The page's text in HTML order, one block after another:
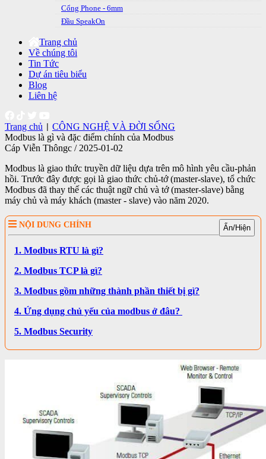
Cổng Phone - 6mm
Đầu SpeakOn
Trang chủ
Về chúng tôi
Tin Tức
Dự án tiêu biểu
Blog
Liên hệ
Trang chủ
CÔNG NGHỆ VÀ ĐỜI SỐNG
Modbus là gì và đặc điểm chính của Modbus
Cáp Viễn Thôngc / 2025-01-02
Modbus là giao thức truyền dữ liệu dựa trên mô hình yêu cầu-phản
hồi. Trước đây được gọi là giao thức chủ-tớ (master-slave), tổ chức
Modbus đã thay thế các thuật ngữ chủ và tớ (master-slave) bằng
máy chủ và máy khách (master - slave) vào năm 2020.
NỘI DUNG CHÍNH Ẩn/Hiện
1. Modbus RTU là gì?
2. Modbus TCP là gì?
3. Modbus gồm những thành phần thiết bị gì?
4. Ứng dụng chủ yếu của modbus ở đâu?
5. Modbus Security